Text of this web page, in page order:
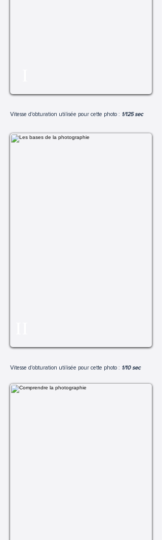
Vitesse d'obturation utilisée pour cette photo : 1/125 sec
Vitesse d'obturation utilisée pour cette photo : 1/10 sec